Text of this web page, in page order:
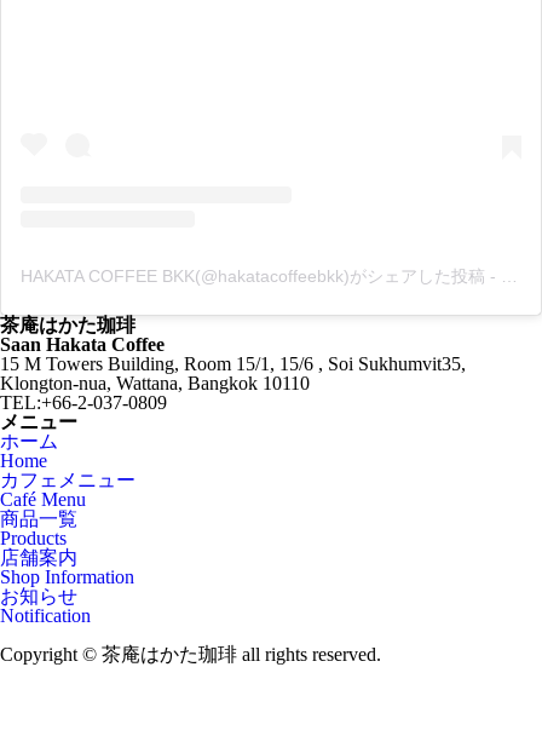
HAKATA COFFEE BKK(@hakatacoffeebkk)がシェアした投稿 -
茶庵はかた珈琲
Saan Hakata Coffee
15 M Towers Building, Room 15/1, 15/6 , Soi Sukhumvit35,
Klongton-nua, Wattana, Bangkok 10110
TEL:+66-2-037-0809
メニュー
ホーム
Home
カフェメニュー
Café Menu
商品一覧
Products
店舗案内
Shop Information
お知らせ
Notification
Copyright © 茶庵はかた珈琲 all rights reserved.